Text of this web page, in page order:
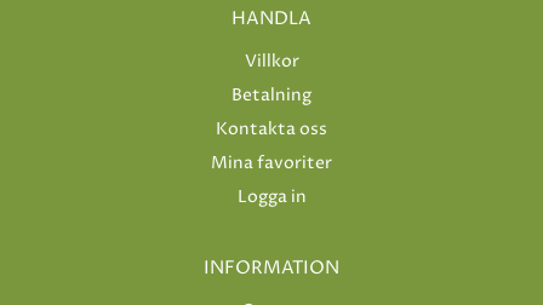
HANDLA
Villkor
Betalning
Kontakta oss
Mina favoriter
Logga in
INFORMATION